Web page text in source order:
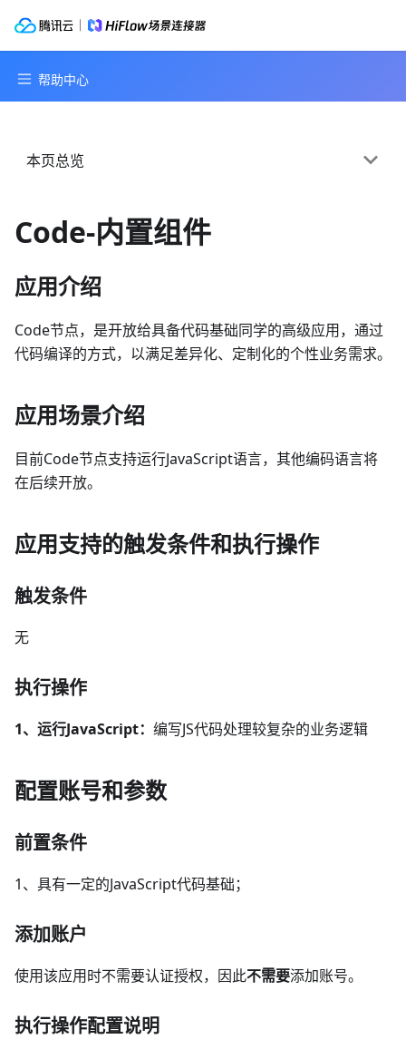
本页总览
Code-内置组件
应用介绍
Code节点，是开放给具备代码基础同学的高级应用，通过
代码编译的方式，以满足差异化、定制化的个性业务需求。
应用场景介绍
目前Code节点支持运行JavaScript语言，其他编码语言将
在后续开放。
应用支持的触发条件和执行操作
触发条件
无
执行操作
1、运行JavaScript： 编写JS代码处理较复杂的业务逻辑
配置账号和参数
前置条件
1、具有一定的JavaScript代码基础；
添加账户
使用该应用时不需要认证授权，因此不需要添加账号。
执行操作配置说明